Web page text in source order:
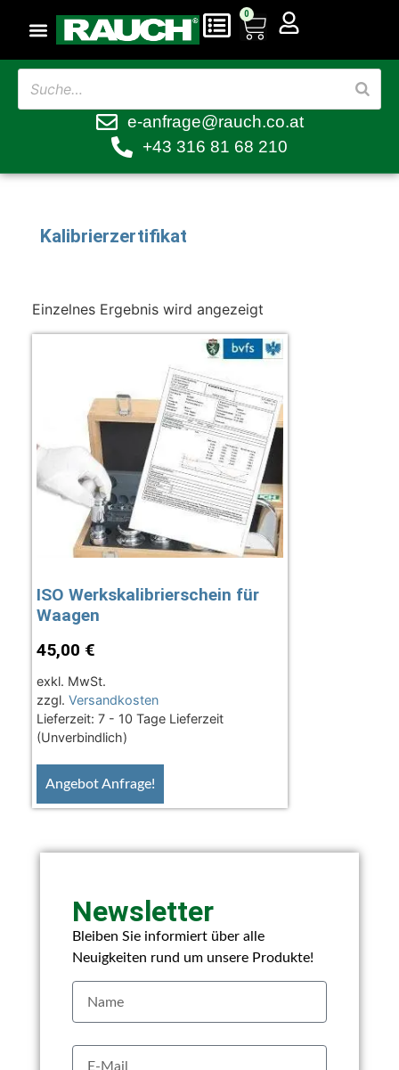
0
e-anfrage@rauch.co.at
+43 316 81 68 210
Kalibrierzertifikat
Einzelnes Ergebnis wird angezeigt
ISO Werkskalibrierschein für
Waagen
45,00 €
exkl. MwSt.
zzgl. Versandkosten
Lieferzeit: 7 - 10 Tage Lieferzeit
(Unverbindlich)
Angebot Anfrage!
Newsletter
Bleiben Sie informiert über alle
Neuigkeiten rund um unsere Produkte!